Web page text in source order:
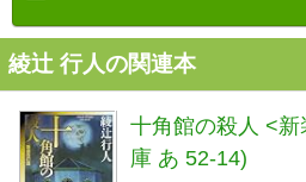
綾辻 行人の関連本
十角館の殺人 <
庫 あ 52-14)